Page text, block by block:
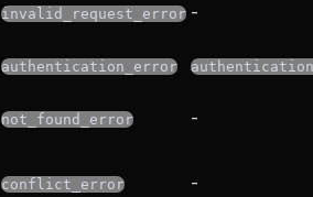
invalid_request_error -
authentication_error
not_found_error -
conflict_error -